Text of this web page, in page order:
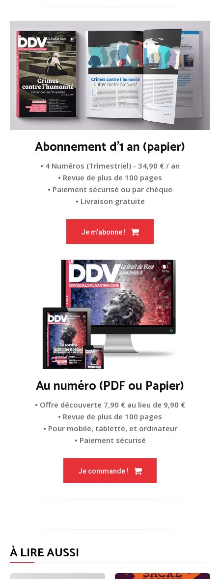
Abonnement d'1 an (papier)
• 4 Numéros (Trimestriel) - 34,90 € / an
• Revue de plus de 100 pages
• Paiement sécurisé ou par chèque
• Livraison gratuite
Je m'abonne !
Au numéro (PDF ou Papier)
• Offre découverte 7,90 € au lieu de 9,90 €
• Revue de plus de 100 pages
• Pour mobile, tablette, et ordinateur
• Paiement sécurisé
Je commande !
À LIRE AUSSI